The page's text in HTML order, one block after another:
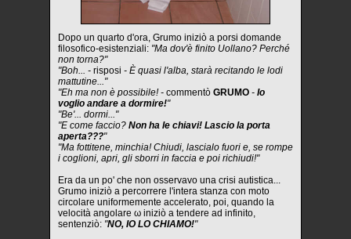
Dopo un quarto d'ora, Grumo iniziò a porsi domande
filosofico-esistenziali: "Ma dov'è finito Uollano? Perché
non torna?"
"Boh... - risposi - È quasi l'alba, starà recitando le lodi
mattutine..."
"Eh ma non è possibile! - commentò GRUMO - Io
voglio andare a dormire!"
"Be'... dormi..."
"E come faccio? Non ha le chiavi! Lascio la porta
aperta???"
"Ma fottitene, minchia! Chiudi, lascialo fuori e, se rompe
i coglioni, apri, gli sborri in faccia e poi richiudi!"
Era da un po' che non osservavo una crisi autistica...
Grumo iniziò a percorrere l'intera stanza con moto
circolare uniformemente accelerato, poi, quando la
velocità angolare ω iniziò a tendere ad infinito,
sentenziò: "NO, IO LO CHIAMO!"